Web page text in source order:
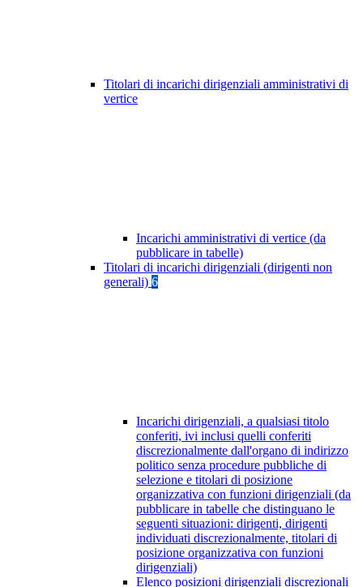
Titolari di incarichi dirigenziali amministrativi di
vertice
Incarichi amministrativi di vertice (da
pubblicare in tabelle)
Titolari di incarichi dirigenziali (dirigenti non
generali) 6
Incarichi dirigenziali, a qualsiasi titolo
conferiti, ivi inclusi quelli conferiti
discrezionalmente dall'organo di indirizzo
politico senza procedure pubbliche di
selezione e titolari di posizione
organizzativa con funzioni dirigenziali (da
pubblicare in tabelle che distinguano le
seguenti situazioni: dirigenti, dirigenti
individuati discrezionalmente, titolari di
posizione organizzativa con funzioni
dirigenziali)
Elenco posizioni dirigenziali discrezionali